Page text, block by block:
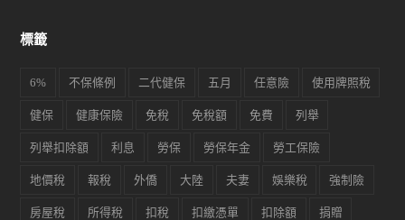
標籤
6% 不保條例 二代健保 五月 任意險 使用牌照稅
健保 健康保險 免稅 免稅額 免費 列舉
列舉扣除額 利息 勞保 勞保年金 勞工保險
地價稅 報稅 外僑 大陸 夫妻 娛樂稅 強制險
房屋稅 所得稅 扣稅 扣繳憑單 扣除額 捐贈